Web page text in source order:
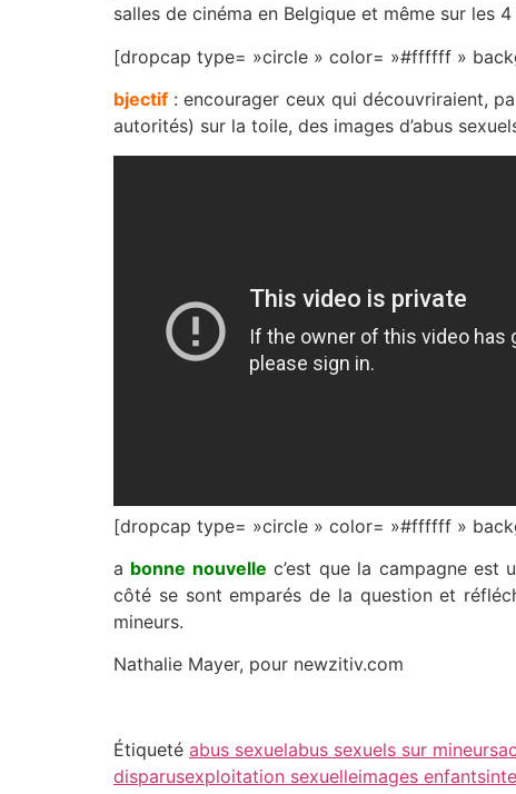
salles de cinéma en Belgique et même sur les
[dropcap type= »circle » color= »#ffffff »
bjectif : encourager ceux qui découvriraient,
autorités) sur la toile, des images d’abus
[dropcap type= »circle » color= »#ffffff »
a bonne nouvelle c’est que la campagne est
côté se sont emparés de la question et
mineurs.
Nathalie Mayer, pour newzitiv.com
Étiqueté abus sexuelabus sexuels sur mineurs
disparusexploitation sexuelleimages enfants